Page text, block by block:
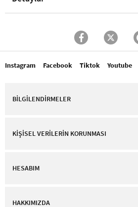
Instagram Facebook Tiktok Youtube
BİLGİLENDİRMELER
KİŞİSEL VERİLERİN KORUNMASI
HESABIM
HAKKIMIZDA